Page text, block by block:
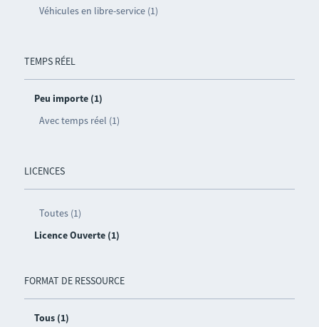
Véhicules en libre-service (1)
TEMPS RÉEL
Peu importe (1)
Avec temps réel (1)
LICENCES
Toutes (1)
Licence Ouverte (1)
FORMAT DE RESSOURCE
Tous (1)